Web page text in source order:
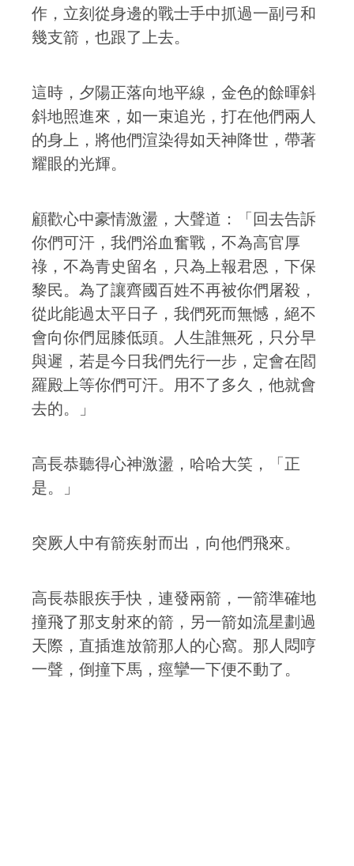
作，立刻從身邊的戰士手中抓過一副弓和
幾支箭，也跟了上去。
這時，夕陽正落向地平線，金色的餘暉斜
斜地照進來，如一束追光，打在他們兩人
的身上，將他們渲染得如天神降世，帶著
耀眼的光輝。
顧歡心中豪情激盪，大聲道：「回去告訴
你們可汗，我們浴血奮戰，不為高官厚
祿，不為青史留名，只為上報君恩，下保
黎民。為了讓齊國百姓不再被你們屠殺，
從此能過太平日子，我們死而無憾，絕不
會向你們屈膝低頭。人生誰無死，只分早
與遲，若是今日我們先行一步，定會在閻
羅殿上等你們可汗。用不了多久，他就會
去的。」
高長恭聽得心神激盪，哈哈大笑，「正
是。」
突厥人中有箭疾射而出，向他們飛來。
高長恭眼疾手快，連發兩箭，一箭準確地
撞飛了那支射來的箭，另一箭如流星劃過
天際，直插進放箭那人的心窩。那人悶哼
一聲，倒撞下馬，痙攣一下便不動了。